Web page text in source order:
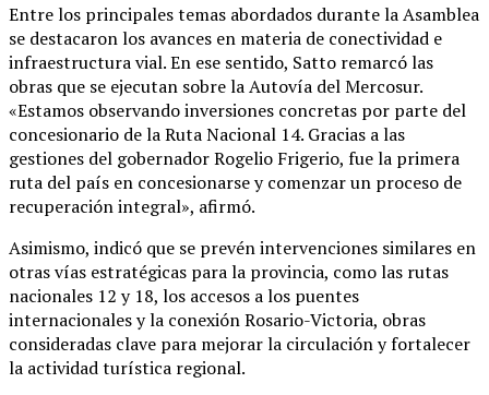
Entre los principales temas abordados durante la Asamblea
se destacaron los avances en materia de conectividad e
infraestructura vial. En ese sentido, Satto remarcó las
obras que se ejecutan sobre la Autovía del Mercosur.
«Estamos observando inversiones concretas por parte del
concesionario de la Ruta Nacional 14. Gracias a las
gestiones del gobernador Rogelio Frigerio, fue la primera
ruta del país en concesionarse y comenzar un proceso de
recuperación integral», afirmó.
Asimismo, indicó que se prevén intervenciones similares en
otras vías estratégicas para la provincia, como las rutas
nacionales 12 y 18, los accesos a los puentes
internacionales y la conexión Rosario-Victoria, obras
consideradas clave para mejorar la circulación y fortalecer
la actividad turística regional.